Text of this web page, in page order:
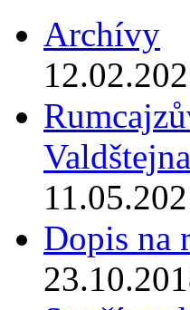
Archívy
Valdštejna
Dopis na